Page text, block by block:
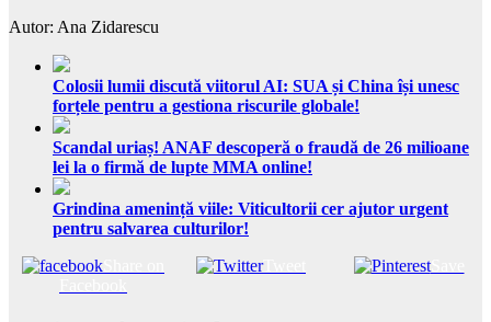
Autor: Ana Zidarescu
Colosii lumii discută viitorul AI: SUA și China își unesc
forțele pentru a gestiona riscurile globale!
Scandal uriaș! ANAF descoperă o fraudă de 26 milioane
lei la o firmă de lupte MMA online!
Grindina amenință viile: Viticultorii cer ajutor urgent
pentru salvarea culturilor!
Tweet Save